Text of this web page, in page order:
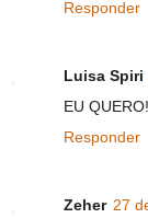
Responder
Luisa Spiri
EU
Responder
Zeher 27